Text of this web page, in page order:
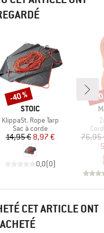
MARQUE
STOIC
Article
KlippaSt. Rope Tarp
Product group
Sac à corde
Prix
14,95 €Prix réduit
8,97 €
0,0(0)
Remise
-40 %
76,95
-
CET ARTICLE ONT